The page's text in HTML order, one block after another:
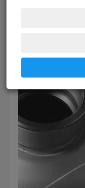
označení KEG
přídavnými údaji,
systémem